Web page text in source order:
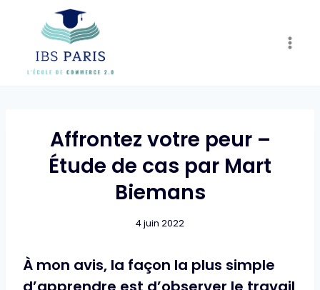
content
Affrontez votre peur –
Étude de cas par Mart
Biemans
4 juin 2022
À mon avis, la façon la plus simple